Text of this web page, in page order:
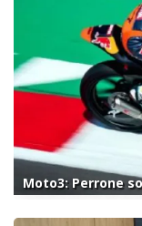
Moto3: Perrone